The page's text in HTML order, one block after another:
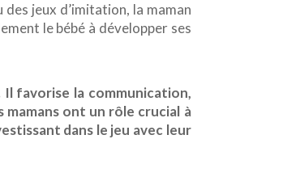
jeux d’imitation, la maman
le bébé à développer ses
favorise la communication,
ont un rôle crucial à
dans le jeu avec leur